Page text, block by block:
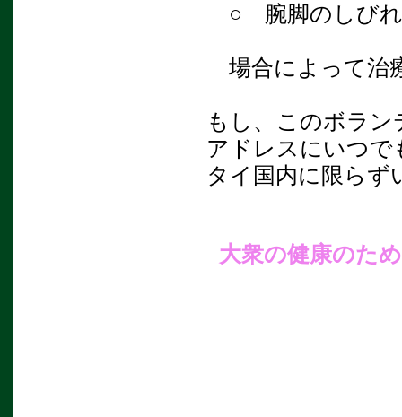
○ 腕脚のしびれ
場合によって治
もし、このボラ
アドレスにいつで
タイ国内に限らず
大衆の健康のた